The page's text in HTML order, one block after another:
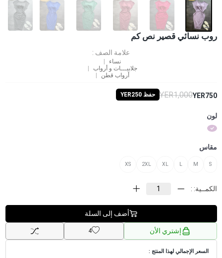
روب نسائي قصير نص كم
علامة الصف :
نساء
جلابيـــات و أرواب
أرواب قطن
YER750
YER1,000 حفظ YER250
لون
مقاس
S
M
L
XL
2XL
XS
الكمــية: :
أضف إلى السلة
إشتري الأن 4
السعر الإجمالي لهذا المنتج :